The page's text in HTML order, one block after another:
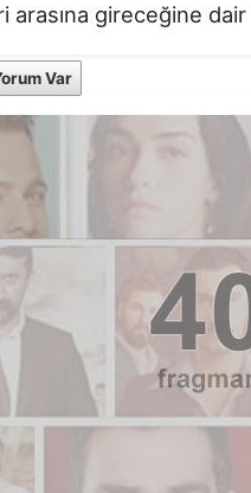
arasına gireceğine
Var